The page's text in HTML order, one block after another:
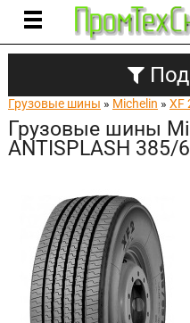
Грузовые шины » Michelin » XF
Грузовые шины
ANTISPLASH 385/